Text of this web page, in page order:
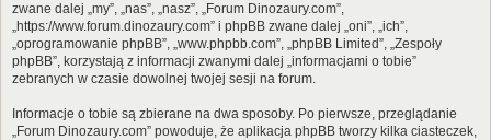
zwane dalej „my”, „nas”, „nasz”, „Forum Dinozaury.com”,
„https://www.forum.dinozaury.com” i phpBB zwane dalej „oni”, „ich”,
„oprogramowanie phpBB”, „www.phpbb.com”, „phpBB Limited”, „Zespoły
phpBB”, korzystają z informacji zwanymi dalej „informacjami o tobie”
zebranych w czasie dowolnej twojej sesji na forum.
Informacje o tobie są zbierane na dwa sposoby. Po pierwsze, przeglądanie
„Forum Dinozaury.com” powoduje, że aplikacja phpBB tworzy kilka ciasteczek,